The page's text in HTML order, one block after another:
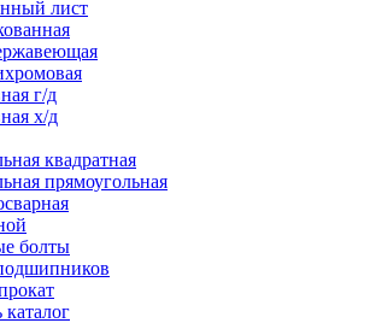
лист
г/д
х/д
квадратная
прямоугольная
болты
каталог